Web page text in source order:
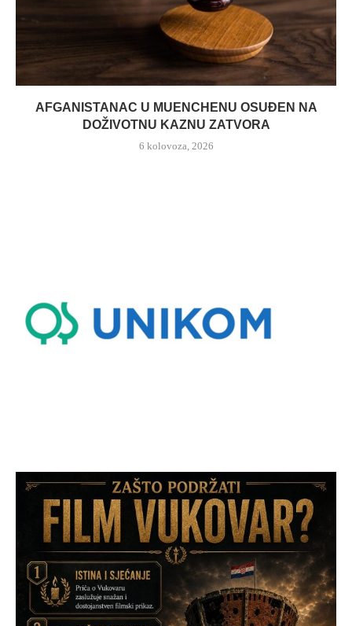
AFGANISTANAC U MUENCHENU OSUĐEN NA
DOŽIVOTNU KAZNU ZATVORA
6 kolovoza, 2026